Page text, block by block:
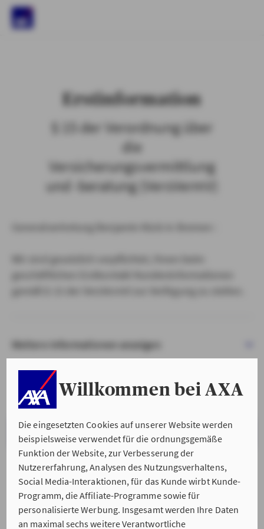
Willkommen bei AXA
Die eingesetzten Cookies auf unserer Website werden
beispielsweise verwendet für die ordnungsgemäße
Funktion der Website, zur Verbesserung der
Nutzererfahrung, Analysen des Nutzungsverhaltens,
Social Media-Interaktionen, für das Kunde wirbt Kunde-
Programm, die Affiliate-Programme sowie für
personalisierte Werbung. Insgesamt werden Ihre Daten
an maximal sechs weitere Verantwortliche
Erstinformation
§ 15 der Verordnung über
die
Versicherungsvermittlung
und -beratung (VersVermV)
Weitere Informationen anzeigen
VERSTANDEN & WEITER